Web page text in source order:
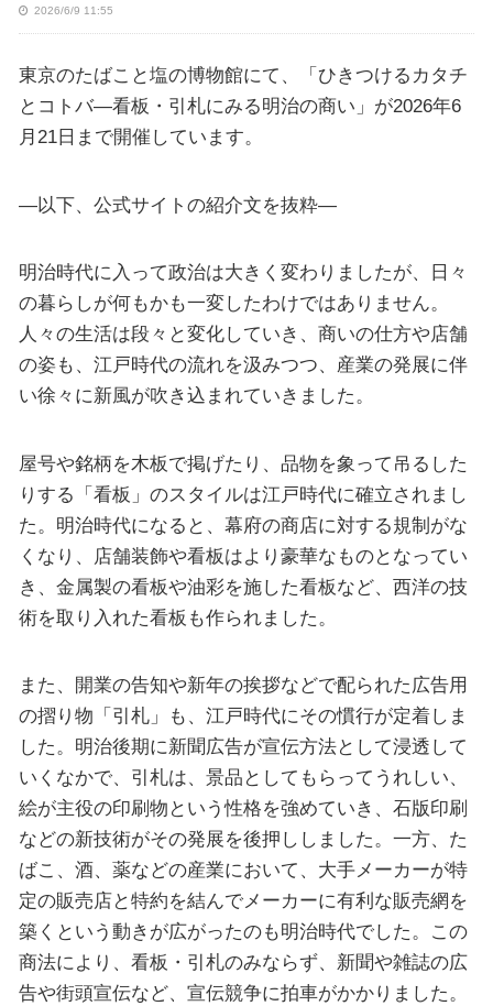
2026/6/9 11:55
東京のたばこと塩の博物館にて、「ひきつけるカタチ
とコトバ―看板・引札にみる明治の商い」が2026年6
月21日まで開催しています。
—以下、公式サイトの紹介文を抜粋—
明治時代に入って政治は大きく変わりましたが、日々
の暮らしが何もかも一変したわけではありません。
人々の生活は段々と変化していき、商いの仕方や店舗
の姿も、江戸時代の流れを汲みつつ、産業の発展に伴
い徐々に新風が吹き込まれていきました。
屋号や銘柄を木板で掲げたり、品物を象って吊るした
りする「看板」のスタイルは江戸時代に確立されまし
た。明治時代になると、幕府の商店に対する規制がな
くなり、店舗装飾や看板はより豪華なものとなってい
き、金属製の看板や油彩を施した看板など、西洋の技
術を取り入れた看板も作られました。
また、開業の告知や新年の挨拶などで配られた広告用
の摺り物「引札」も、江戸時代にその慣行が定着しま
した。明治後期に新聞広告が宣伝方法として浸透して
いくなかで、引札は、景品としてもらってうれしい、
絵が主役の印刷物という性格を強めていき、石版印刷
などの新技術がその発展を後押ししました。一方、た
ばこ、酒、薬などの産業において、大手メーカーが特
定の販売店と特約を結んでメーカーに有利な販売網を
築くという動きが広がったのも明治時代でした。この
商法により、看板・引札のみならず、新聞や雑誌の広
告や街頭宣伝など、宣伝競争に拍車がかかりました。